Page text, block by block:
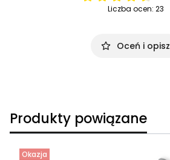
Liczba ocen: 23
Oceń i opisz
Produkty powiązane
Okazja